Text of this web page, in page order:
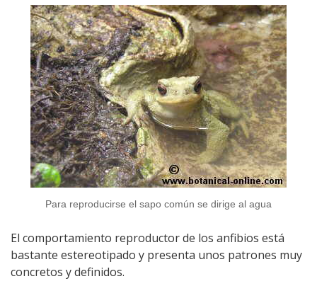
Para reproducirse el sapo común se dirige al agua
El comportamiento reproductor de los anfibios está
bastante estereotipado y presenta unos patrones muy
concretos y definidos.